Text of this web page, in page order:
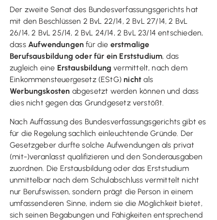
Der zweite Senat des Bundesverfassungsgerichts hat
mit den Beschlüssen 2 BvL 22/14, 2 BvL 27/14, 2 BvL
26/14, 2 BvL 25/14, 2 BvL 24/14, 2 BvL 23/14 entschieden,
dass Aufwendungen für die erstmalige
Berufsausbildung oder für ein Erststudium, das
zugleich eine Erstausbildung vermittelt, nach dem
Einkommensteuergesetz (EStG) nicht als
Werbungskosten abgesetzt werden können und dass
dies nicht gegen das Grundgesetz verstößt.
Nach Auffassung des Bundesverfassungsgerichts gibt es
für die Regelung sachlich einleuchtende Gründe. Der
Gesetzgeber durfte solche Aufwendungen als privat
(mit-)veranlasst qualifizieren und den Sonderausgaben
zuordnen. Die Erstausbildung oder das Erststudium
unmittelbar nach dem Schulabschluss vermittelt nicht
nur Berufswissen, sondern prägt die Person in einem
umfassenderen Sinne, indem sie die Möglichkeit bietet,
sich seinen Begabungen und Fähigkeiten entsprechend